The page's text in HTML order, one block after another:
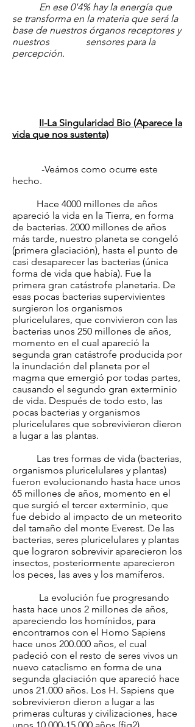
En ese 0'4% hay la energía que
se transforma en la materia que será la
base de nuestros órganos receptores y
nuestros sensores para la
percepción.
II-La Singularidad Bio (Aparece la
vida que nos sustenta)
-Veámos como ocurre este
hecho.
Hace 4000 millones de años
apareció la vida en la Tierra, en forma
de bacterias. 2000 millones de años
más tarde, nuestro planeta se congeló
(primera glaciación), hasta el punto de
casi desaparecer las bacterias (única
forma de vida que había). Fue la
primera gran catástrofe planetaria. De
esas pocas bacterias supervivientes
surgieron los organismos
pluricelulares, que convivieron con las
bacterias unos 250 millones de años,
momento en el cual apareció la
segunda gran catástrofe producida por
la inundación del planeta por el
magma que emergió por todas partes,
causando el segundo gran exterminio
de vida. Después de todo esto, las
pocas bacterias y organismos
pluricelulares que sobrevivieron dieron
a lugar a las plantas.
Las tres formas de vida (bacterias,
organismos pluricelulares y plantas)
fueron evolucionando hasta hace unos
65 millones de años, momento en el
que surgió el tercer exterminio, que
fue debido al impacto de un meteorito
del tamaño del monte Everest. De las
bacterias, seres pluricelulares y plantas
que lograron sobrevivir aparecieron los
insectos, posteriormente aparecieron
los peces, las aves y los mamíferos.
La evolución fue progresando
hasta hace unos 2 millones de años,
apareciendo los homínidos, para
encontrarnos con el Homo Sapiens
hace unos 200.000 años, el cual
padeció con el resto de seres vivos un
nuevo cataclismo en forma de una
segunda glaciación que apareció hace
unos 21.000 años. Los H. Sapiens que
sobrevivieron dieron a lugar a las
primeras culturas y civilizaciones, hace
unos 10.000-15.000 años (fig2).